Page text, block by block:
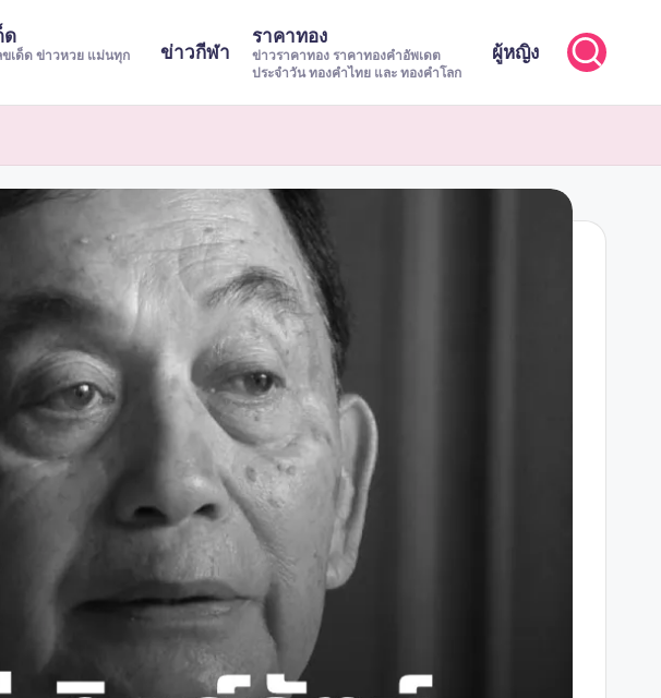
ด
ขเด็ด ข่าวหวย แม่นทุก
ข่าวกีฬา
ราคาทอง
ข่าวราคาทอง ราคาทองคำอัพเดต
ประจำวัน ทองคำไทย และ ทองคำโลก
ผู้หญิง